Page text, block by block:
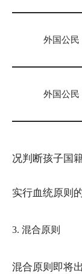
外国公民
外国公民
表1 根
况判断孩子国
实行血统原则
3. 混合原则
混合原则即将